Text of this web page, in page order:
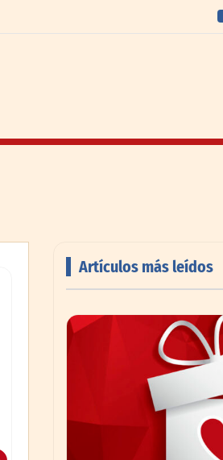
Artículos más leídos